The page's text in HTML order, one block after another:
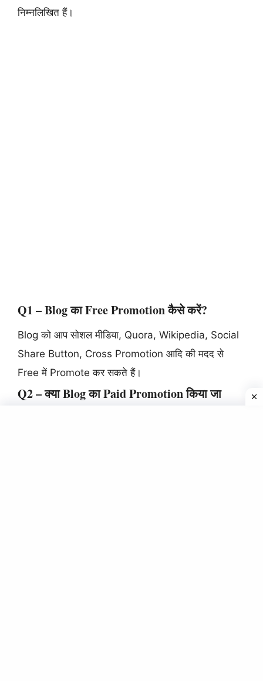
निम्नलिखित हैं।
Q1 – Blog का Free Promotion कैसे करें?
Blog को आप सोशल मीडिया, Quora, Wikipedia, Social
Share Button, Cross Promotion आदि की मदद से
Free में Promote कर सकते हैं।
Q2 – क्या Blog का Paid Promotion किया जा